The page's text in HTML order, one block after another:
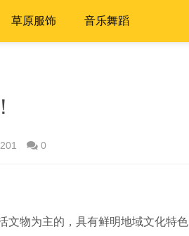
草原服饰 音乐舞蹈
0
文物为主的，具有鲜明地域文化特色